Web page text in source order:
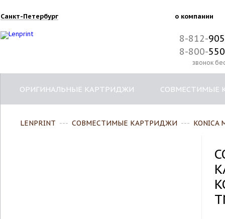
о компании
Санкт-Петербург
8-812-
8-800-
звонок
ОРИГИНАЛЬНЫЕ КАРТРИДЖИ СОВМЕСТИМЫЕ
LENPRINT --- СОВМЕСТИМЫЕ КАРТРИДЖИ --- KONICA